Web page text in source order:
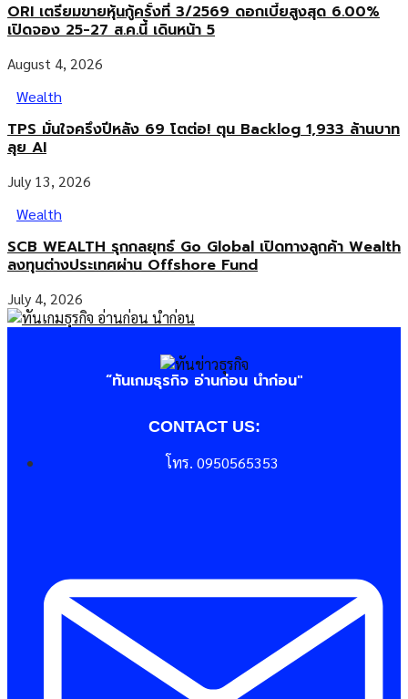
ORI เตรียมขายหุ้นกู้ครั้งที่ 3/2569 ดอกเบี้ยสูงสุด 6.00%
เปิดจอง 25-27 ส.ค.นี้ เดินหน้า 5
August 4, 2026
Wealth
TPS มั่นใจครึ่งปีหลัง 69 โตต่อ! ตุน Backlog 1,933 ล้านบาท
ลุย AI
July 13, 2026
Wealth
SCB WEALTH รุกกลยุทธ์ Go Global เปิดทางลูกค้า Wealth
ลงทุนต่างประเทศผ่าน Offshore Fund
July 4, 2026
“ทันเกมธุรกิจ อ่านก่อน นำก่อน"
CONTACT US:
โทร. 0950565353